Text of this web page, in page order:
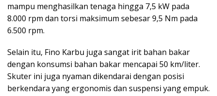
mampu menghasilkan tenaga hingga 7,5 kW pada
8.000 rpm dan torsi maksimum sebesar 9,5 Nm pada
6.500 rpm.
Selain itu, Fino Karbu juga sangat irit bahan bakar
dengan konsumsi bahan bakar mencapai 50 km/liter.
Skuter ini juga nyaman dikendarai dengan posisi
berkendara yang ergonomis dan suspensi yang empuk.